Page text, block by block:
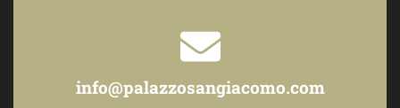
info@palazzosangiacomo.com